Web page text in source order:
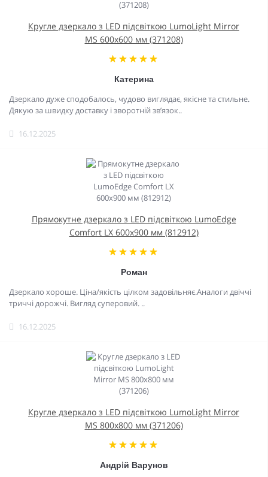
Кругле дзеркало з LED підсвіткою LumoLight Mirror
MS 600x600 мм (371208)
Катерина
Дзеркало дуже сподобалось, чудово виглядає, якісне та стильне.
Дякую за швидку доставку і зворотній зв’язок..
16.12.2025
Прямокутне дзеркало з LED підсвіткою LumoEdge
Comfort LX 600x900 мм (812912)
Роман
Дзеркало хороше. Ціна/якість цілком задовільняє.Аналоги двіччі
триччі дорожчі. Вигляд суперовий. ..
16.12.2025
Кругле дзеркало з LED підсвіткою LumoLight Mirror
MS 800x800 мм (371206)
Андрiй Варунов